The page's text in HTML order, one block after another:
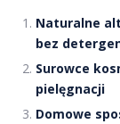
Naturalne
bez
Surowce
pielęgnacji
Domowe